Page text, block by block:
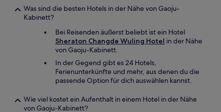
Bedingungen
gelten.
Was sind die besten Hotels in der Nähe von Gaoju-
Kabinett?
Bei Reisenden äußerst beliebt ist ein Hotel
Sheraton Changde Wuling Hotel in der Nähe
von Gaoju-Kabinett.
In der Gegend gibt es 24 Hotels,
Ferienunterkünfte und mehr, aus denen du die
passende Option für dich auswählen kannst.
Wie viel kostet ein Aufenthalt in einem Hotel in der Nähe
von Gaoju-Kabinett?